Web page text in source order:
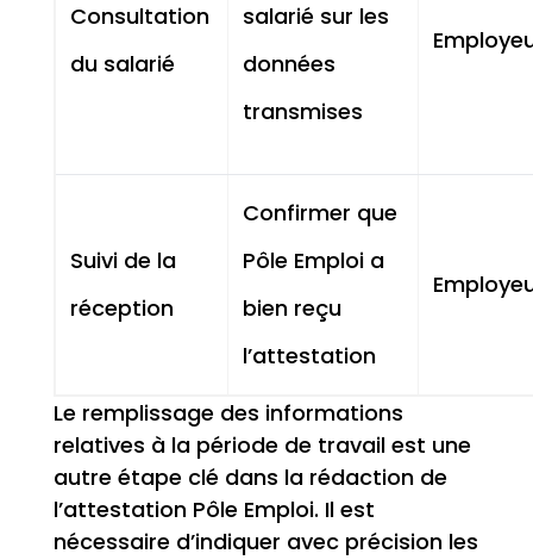
Consultation
du salarié
salarié sur les
données
transmises
Suivi de la
réception
Confirmer que
Pôle Emploi a
bien reçu
l’attestation
Le remplissage des informations
relatives à la période de travail est une
autre étape clé dans la rédaction de
l’attestation Pôle Emploi. Il est
nécessaire d’indiquer avec précision les